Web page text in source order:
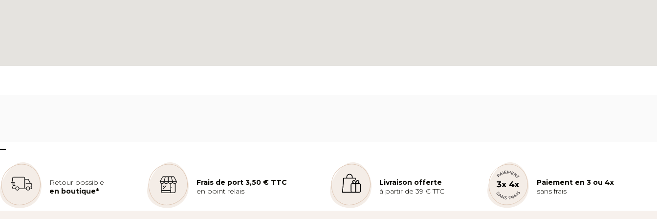
–
Retour possible
en boutique*
Frais de port 3,50 € TTC
en point relais
Livraison offerte
à partir de 39 € TTC
Paiement en 3 ou 4x
sans frais